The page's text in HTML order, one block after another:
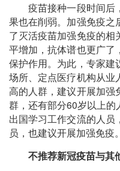
疫苗接种一段时间后
果也在削弱。加强免疫之
了灭活疫苗加强免疫的相
平增加，抗体谱也更广了
保护作用。为此，专家建
场所、定点医疗机构从业
高的人群，建议开展加强
群，还有部分60岁以上
出国学习工作交流的人员
员，也建议开展加强免疫。
不推荐新冠疫苗与其